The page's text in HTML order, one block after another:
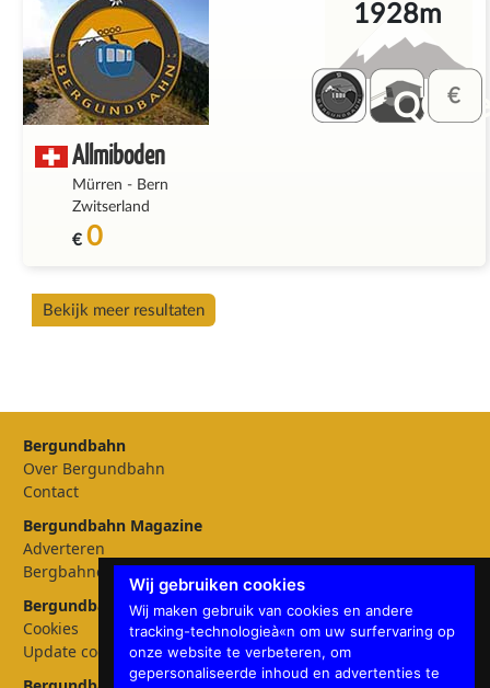
Wij gebruiken cookies
Wij maken gebruik van cookies en andere
tracking-technologieà«n om uw surfervaring op
onze website te verbeteren, om
gepersonaliseerde inhoud en advertenties te
Allmiboden
Mürren - Bern
Zwitserland
€ 0
1928m
Bekijk meer resultaten
Bergundbahn
Over Bergundbahn
Contact
Bergundbahn Magazine
Adverteren
Bergbahnen
Bergundbahn Instellingen
Cookies
Update cookies preferences